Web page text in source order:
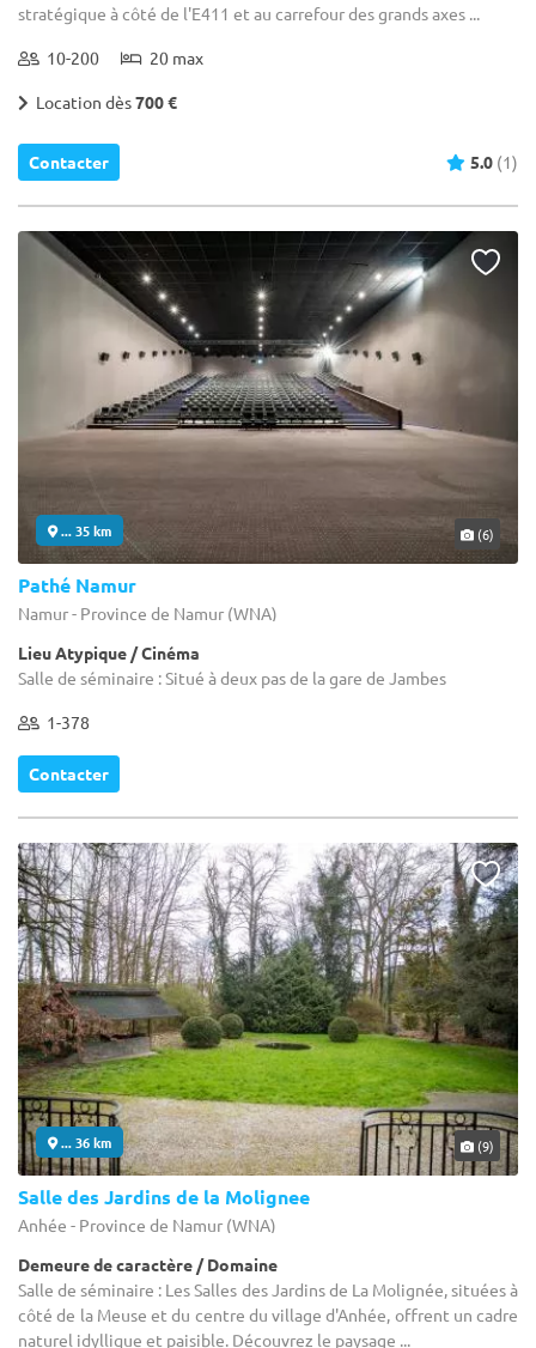
stratégique à côté de l'E411 et au carrefour des grands axes ...
10-200 20 max
Location dès700 €
Contacter 5.0 (1)
... 35 km (6)
Pathé Namur
Namur - Province de Namur (WNA)
Lieu Atypique / Cinéma
Salle de séminaire : Situé à deux pas de la gare de Jambes
1-378
Contacter
... 36 km (9)
Salle des Jardins de la Molignee
Anhée - Province de Namur (WNA)
Demeure de caractère / Domaine
Salle de séminaire : Les Salles des Jardins de La Molignée, situées à
côté de la Meuse et du centre du village d'Anhée, offrent un cadre
naturel idyllique et paisible. Découvrez le paysage ...